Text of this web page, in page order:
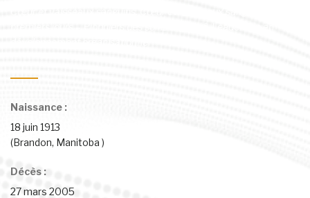
Naissance :
18 juin 1913
(Brandon, Manitoba )
Décès :
27 mars 2005